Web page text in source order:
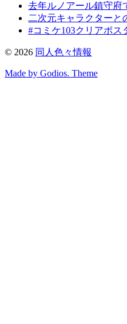
去年ルノアール鎮守府
二次元キャラクターと
#コミケ103クリアポス
© 2026 同人色々情報
Made by Godios. Theme